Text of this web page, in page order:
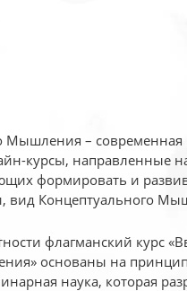
Мышления – современная
курсы, направленные
формировать и
вид Концептуального
флагманский курс
основаны на
наука, которая